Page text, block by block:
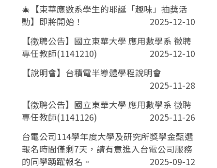
🎄【東華應數系學生的耶誕「趣味」抽獎活
動】即將開始！
2025-12-10
【徴聘公告】國立東華大學 應用數學系 徵聘
專任教師(1141210)
2025-12-10
【說明會】台積電半導體學程說明會
2025-11-28
【徴聘公告】國立東華大學 應用數學系 徴聘
專任教師(1141126)
2025-11-26
台電公司114學年度大學及研究所獎學金甄選
報名時間僅剩7天，請有意進入台電公司服務
的同學踴躍報名。
2025-09-12